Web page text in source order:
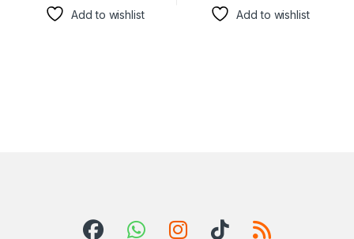
Add to wishlist Add to wishlist